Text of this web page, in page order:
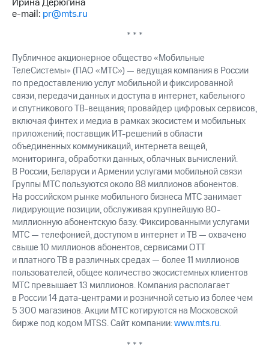
Дивиденды
Рынок
Описание
Еврооблигации-2023
Уведомление
о
погашении
именных
облигаций
Другое
Регистратор
Реквизиты
Контакты
развитие
деловая этика
На главную
e-mail: pr@mts.ru
* * *
Публичное акционерное общество «Мобильные
ТелеСистемы» (ПАО «МТС») — ведущая компания в России
по предоставлению услуг мобильной и фиксированной
связи, передачи данных и доступа в интернет, кабельного
и спутникового ТВ-вещания; провайдер цифровых сервисов,
включая финтех и медиа в рамках экосистем и мобильных
приложений; поставщик ИТ-решений в области
объединенных коммуникаций, интернета вещей,
мониторинга, обработки данных, облачных вычислений.
В России, Беларуси и Армении услугами мобильной связи
Группы МТС пользуются около 88 миллионов абонентов.
На российском рынке мобильного бизнеса МТС занимает
лидирующие позиции, обслуживая крупнейшую 80-
миллионную абонентскую базу. Фиксированными услугами
МТС — телефонией, доступом в интернет и ТВ — охвачено
свыше 10 миллионов абонентов, сервисами OTT
и платного ТВ в различных средах — более 11 миллионов
пользователей, общее количество экосистемных клиентов
МТС превышает 13 миллионов. Компания располагает
в России 14 дата-центрами и розничной сетью из более чем
5 300 магазинов. Акции МТС котируются на Московской
бирже под кодом MTSS. Сайт компании:www.mts.ru.
* * *